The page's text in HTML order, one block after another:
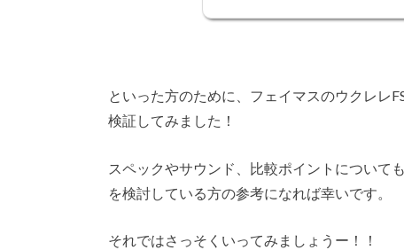
といった方のために、フェイマスのウクレレ
検証してみました！
スペックやサウンド、比較ポイントについて
を検討している方の参考になれば幸いです。
それではさっそくいってみましょうー！！